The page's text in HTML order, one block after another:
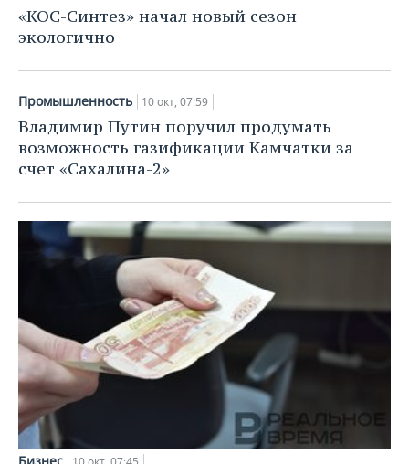
«КОС-Синтез» начал новый сезон
экологично
Промышленность 10 окт, 07:59
Владимир Путин поручил продумать
возможность газификации Камчатки за
счет «Сахалина-2»